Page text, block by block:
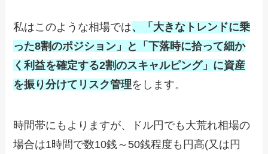
私はこのような相場では、「大きなトレンドに乗
った8割のポジション」と「下落時に拾って細か
く利益を確定する2割のスキャルピング」に資産
を振り分けてリスク管理をします。
時間帯にもよりますが、ドル円でも大荒れ相場の
場合は1時間で数10銭～50銭程度も円高(又は円